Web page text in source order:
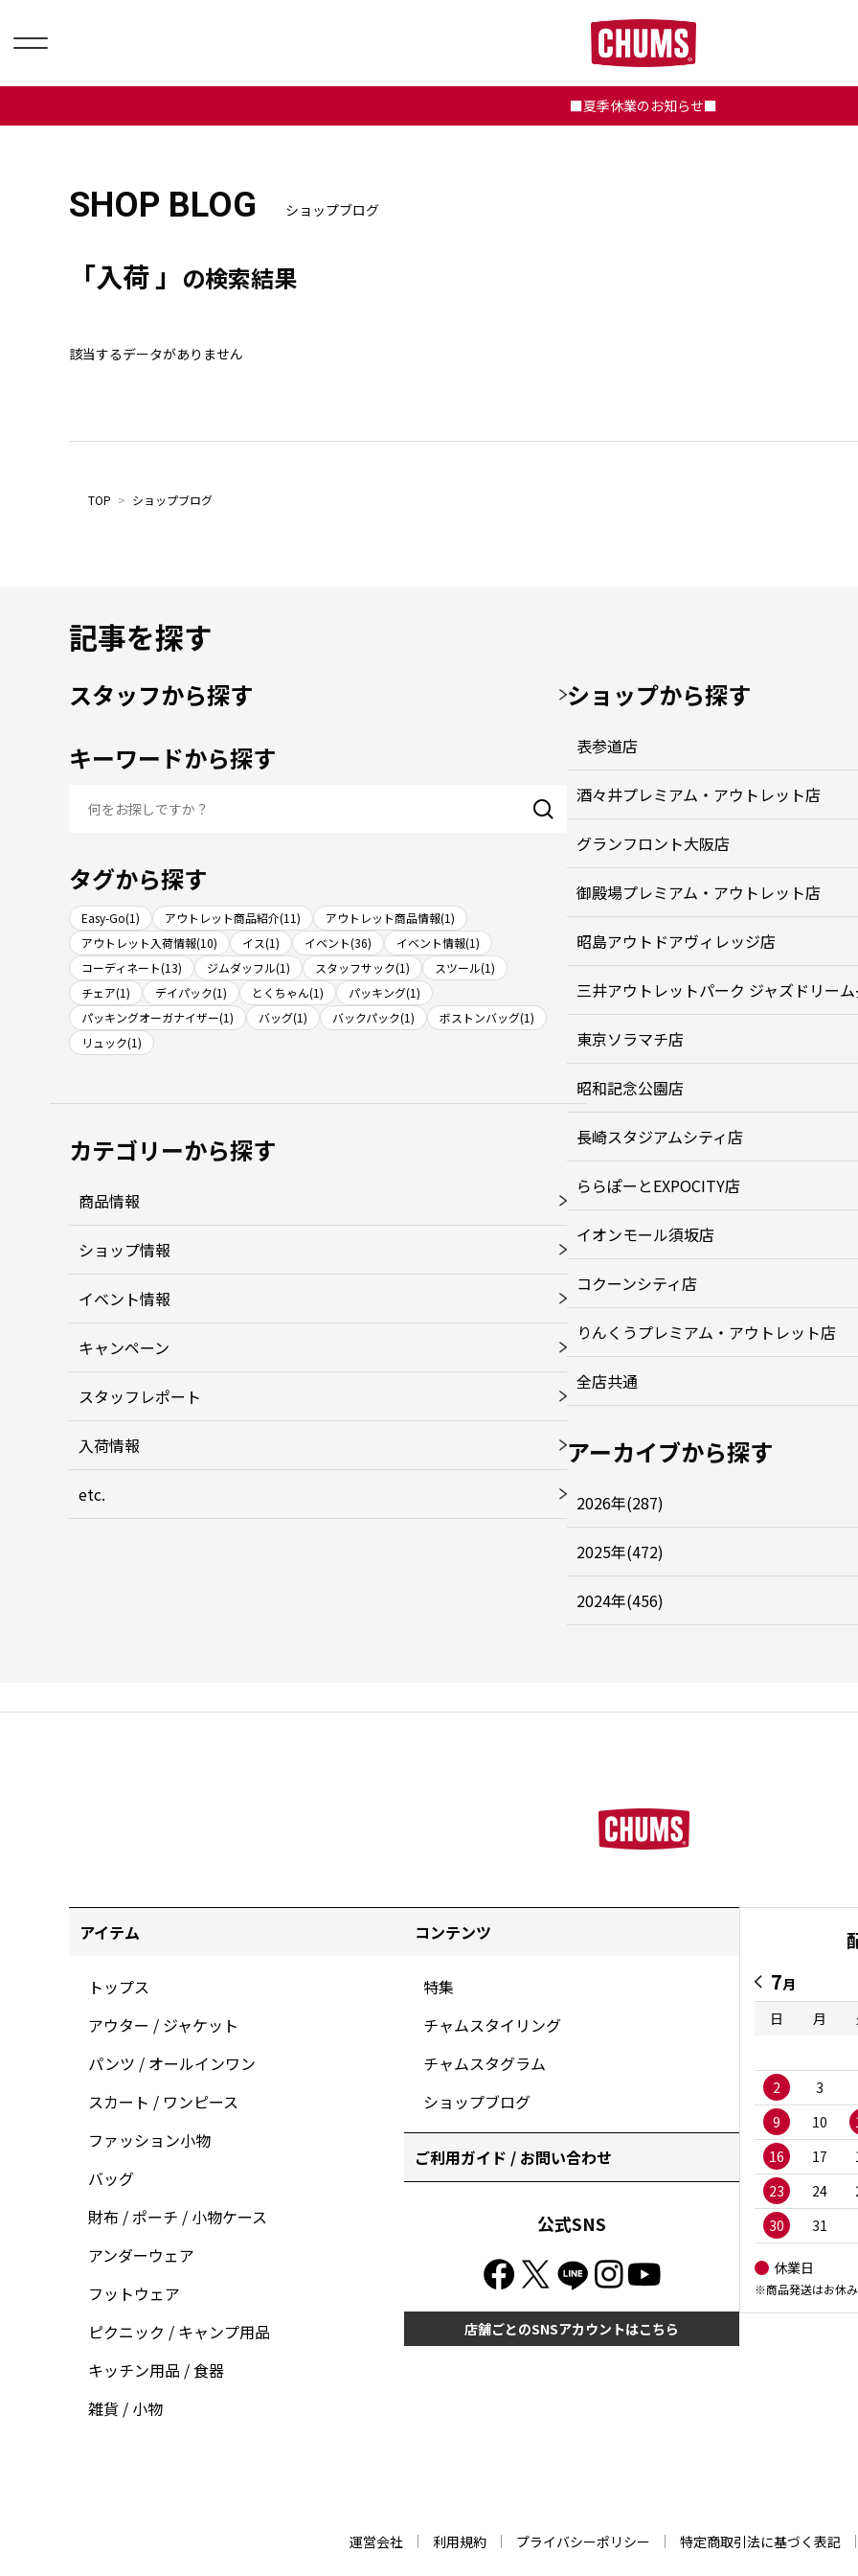
■夏季休業のお知らせ■
SHOP BLOG ショップブログ
「入荷 」 の検索結果
該当するデータがありません
TOP > ショップブログ
記事を探す
スタッフから探す
キーワードから探す
タグから探す
Easy-Go(1) アウトレット商品紹介(11)
アウトレット商品情報(1)
アウトレット入荷情報(10)
イス(1) イベント(36)
イベント情報(1)
コーディネート(13)
ジムダッフル(1) スタッフサック(1)
スツール(1)
チェア(1)
デイパック(1) とくちゃん(1)
パッキング(1)
パッキングオーガナイザー(1)
バッグ(1) バックパック(1)
ボストンバッグ(1)
リュック(1)
カテゴリーから探す
商品情報
ショップ情報
イベント情報
キャンペーン
スタッフレポート
入荷情報
etc.
ショップから探す
表参道店
酒々井プレミアム・アウトレット店
グランフロント大阪店
御殿場プレミアム・アウトレット店
昭島アウトドアヴィレッジ店
三井アウトレットパーク ジャズドリー
東京ソラマチ店
昭和記念公園店
長崎スタジアムシティ店
ららぽーとEXPOCITY店
イオンモール須坂店
コクーンシティ店
りんくうプレミアム・アウトレット店
全店共通
アーカイブから探す
2026年(287)
2025年(472)
2024年(456)
アイテム
トップス
アウター / ジャケット
パンツ / オールインワン
スカート / ワンピース
ファッション小物
バッグ
財布 / ポーチ / 小物ケース
アンダーウェア
フットウェア
ピクニック / キャンプ用品
キッチン用品 / 食器
雑貨 / 小物
コンテンツ
特集
チャムスタイリング
チャムスタグラム
ショップブログ
ご利用ガイド / お問い合わせ
公式SNS
店舗ごとのSNSアカウントはこちら
7月
日
月
2
3
9
10
16
17
23
24
30
31
休業日
※商品発送はお休
運営会社 利用規約 プライバシーポリシー 特定商取引法に基づく表記